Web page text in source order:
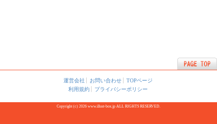
運営会社 お問い合わせ
TOPページ
利用規約
プライバシーポリシー
Copyright (c) 2026 www.illust-box.jp ALL RIGHTS RESERVED.